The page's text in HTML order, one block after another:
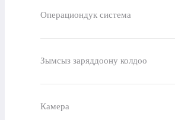
Операциондук система
Зымсыз заряддоону колдоо
Камера